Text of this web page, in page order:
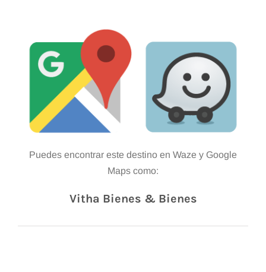
Puedes encontrar este destino en Waze y Google
Maps como:
Vitha Bienes & Bienes